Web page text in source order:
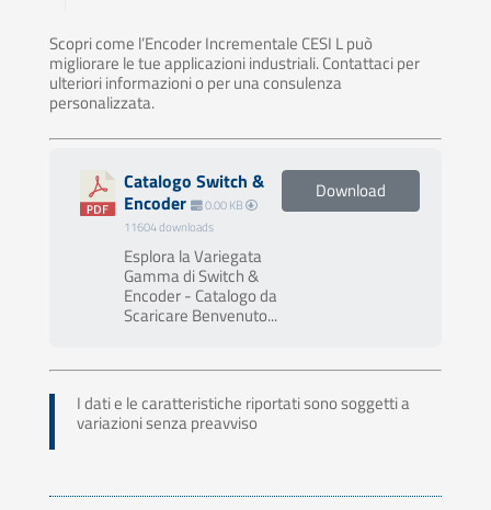
Scopri come l’Encoder Incrementale CESI L può
migliorare le tue applicazioni industriali. Contattaci per
ulteriori informazioni o per una consulenza
personalizzata.
Catalogo Switch &
Encoder
0.00 KB
11604 downloads
Esplora la Variegata
Gamma di Switch &
Encoder - Catalogo da
Scaricare Benvenuto...
Download
I dati e le caratteristiche riportati sono soggetti a
variazioni senza preavviso